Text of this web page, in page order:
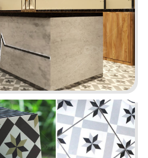
14
CK PIZZA
Nhà hàng Âu